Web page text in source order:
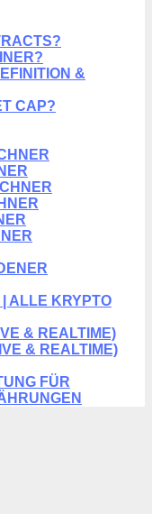
&
CAP?
ALLE KRYPTO
& REALTIME)
& REALTIME)
FÜR